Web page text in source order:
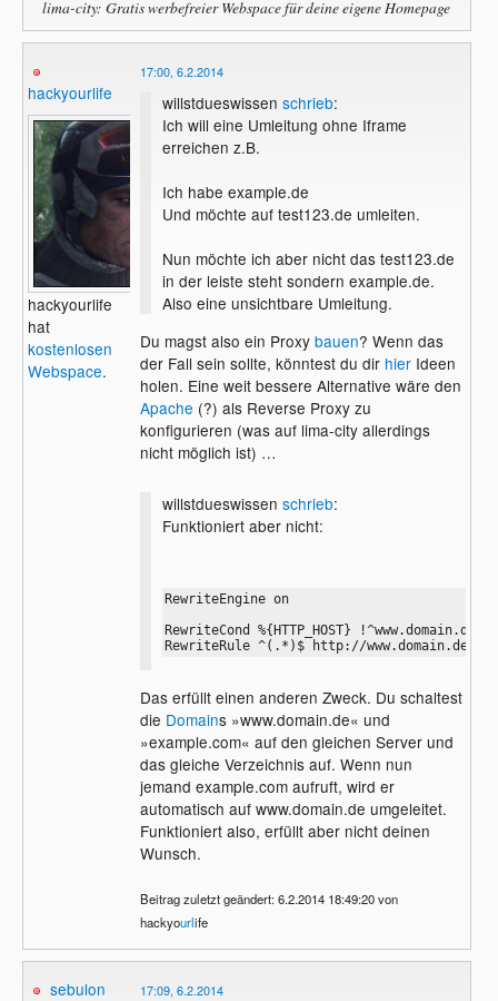
lima-city: Gratis werbefreier Webspace für deine eigene Homepage
hackyourlife
hackyourlife
hat
kostenlosen
Webspace.
17:00, 6.2.2014
willstdueswissen schrieb:
Ich will eine Umleitung ohne Iframe
erreichen z.B.
Ich habe example.de
Und möchte auf test123.de umleiten.
Nun möchte ich aber nicht das test123.de
in der leiste steht sondern example.de.
Also eine unsichtbare Umleitung.
Du magst also ein Proxy bauen? Wenn das
der Fall sein sollte, könntest du dir hierIdeen
holen. Eine weit bessere Alternative wäre den
Apache (?) als Reverse Proxy zu
konfigurieren (was auf lima-city allerdings
nicht möglich ist) …
willstdueswissen schrieb:
Funktioniert aber nicht:
RewriteEngine on
RewriteCond %{HTTP_HOST} !^www.domain.de$
RewriteRule ^(.*)$ http://www.domain.de/$1
Das erfüllt einen anderen Zweck. Du schaltest
die Domains »www.domain.de« und
»example.com« auf den gleichen Server und
das gleiche Verzeichnis auf. Wenn nun
jemand example.com aufruft, wird er
automatisch auf www.domain.de umgeleitet.
Funktioniert also, erfüllt aber nicht deinen
Wunsch.
Beitrag zuletzt geändert: 6.2.2014 18:49:20 von
hackyourlife
sebulon 17:09, 6.2.2014